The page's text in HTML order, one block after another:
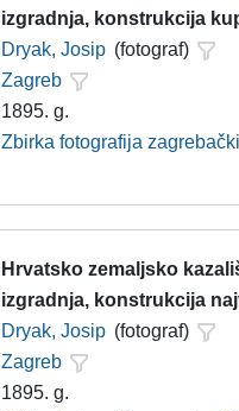
izgradnja, konstrukcija
Dryak, Josip (fotograf)
Zagreb
1895. g.
Zbirka fotografija
Hrvatsko zemaljsko
izgradnja, konstrukcija
Dryak, Josip (fotograf)
Zagreb
1895. g.